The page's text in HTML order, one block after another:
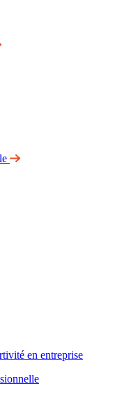
en entreprise